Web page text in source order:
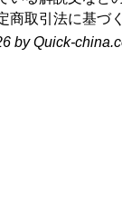
商取引法に基づ
by Quick-